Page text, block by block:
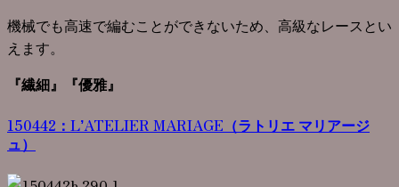
機械でも高速で編むことができないため、高級なレースとい
えます。
『繊細』『優雅』
150442：L’ATELIER MARIAGE（ラトリエ マリアージ
ュ）